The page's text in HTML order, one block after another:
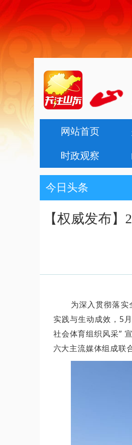
网站首页
时政观察
今日头条
【权威发布
为深入贯彻落
实践与生动成效，5
社会体育组织风采”
六大主流媒体组成联